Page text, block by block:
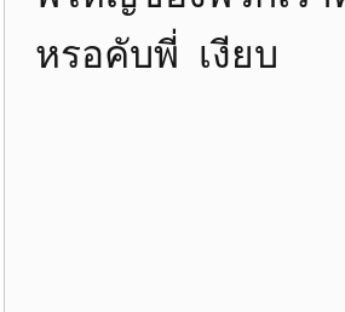
หรอคับพี่ เงียบ